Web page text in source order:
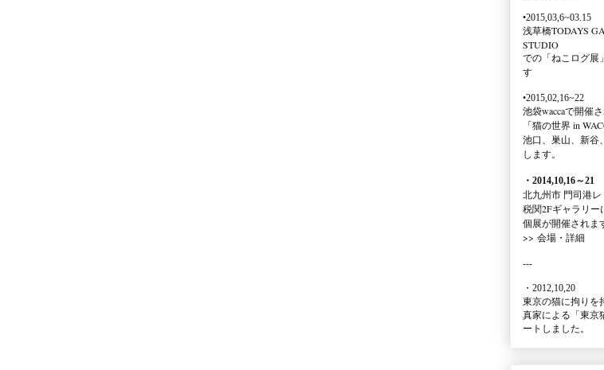
•2015,03,6~03.15
浅草橋TODAYS
STUDIO
での 「ねこログ展
す
•2015,02,16~22
池袋waccaで開催
「猫の世界 in
池口、巣山、新谷
します。
・2014,10,16～21
北九州市 門司港
税関2Fギャラリー
個展が開催されま
>> 会場・詳細
---
・2012,10,20
東京の猫に拘りを
真家による 「東
ートしました。